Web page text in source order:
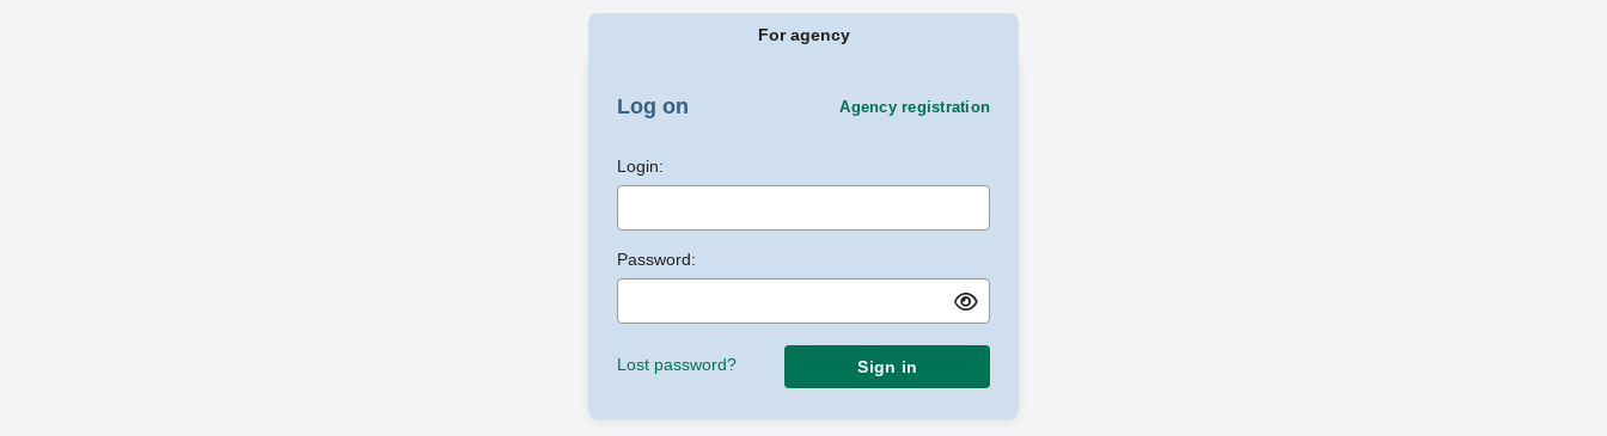
For agency
Log on Agency registration
Login:
Password:
Lost password? Sign in